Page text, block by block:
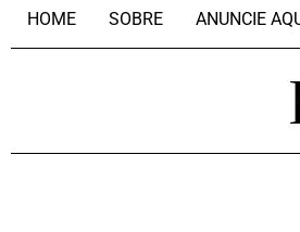
HOME SOBRE ANUNCIE